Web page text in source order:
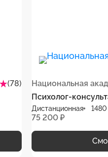
(78)
Национальная
Психолог-
Дистанционная
75 200 ₽